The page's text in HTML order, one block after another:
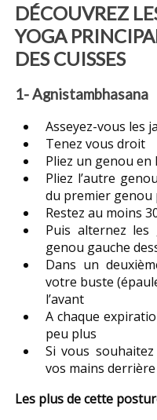
DÉCOUVREZ
YOGA
DES CUISSES
1- Agnistambhasana
Asseyez-vous les
Tenez vous droit
Pliez un genou en
Pliez l’autre
du premier genou
Restez au moins
Puis alternez les
genou gauche
Dans un
votre buste
l’avant
A chaque
peu plus
Si vous
vos mains
Les plus de cette